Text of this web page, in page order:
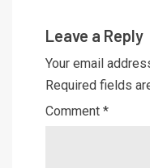
Leave a Reply
Your email
Required fields
Comment *